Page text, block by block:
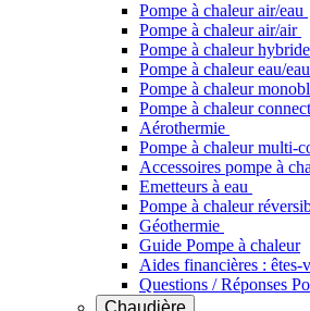
Pompe à chaleur air/eau
Pompe à chaleur air/air
Pompe à chaleur hybride
Pompe à chaleur​ eau/eau
Pompe à chaleur
Pompe à chaleur
Aérothermie
Pompe à chaleur multi-
Accessoires pompe à
Emetteurs à eau
Pompe à chaleur
Géothermie
Guide Pompe à chaleur
Aides financières : êtes-
Questions / Réponses